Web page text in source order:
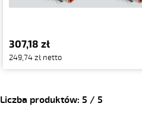
307,18 zł
249,74 zł netto
Liczba produktów: 5 / 5